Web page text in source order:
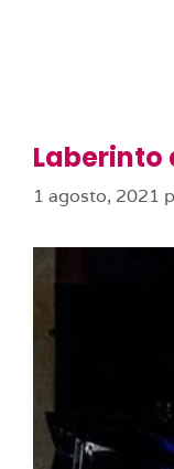
Laberinto
1 agosto, 2021